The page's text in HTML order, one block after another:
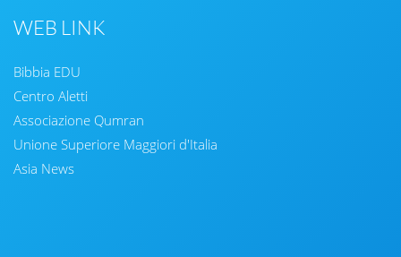
WEB LINK
Bibbia EDU
Centro Aletti
Associazione Qumran
Unione Superiore Maggiori d'Italia
Asia News